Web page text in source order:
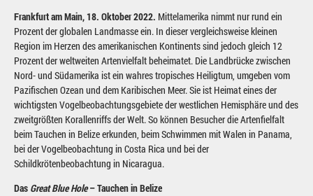
Frankfurt am Main, 18. Oktober 2022. Mittelamerika nimmt nur rund ein
Prozent der globalen Landmasse ein. In dieser vergleichsweise kleinen
Region im Herzen des amerikanischen Kontinents sind jedoch gleich 12
Prozent der weltweiten Artenvielfalt beheimatet. Die Landbrücke zwischen
Nord- und Südamerika ist ein wahres tropisches Heiligtum, umgeben vom
Pazifischen Ozean und dem Karibischen Meer. Sie ist Heimat eines der
wichtigsten Vogelbeobachtungsgebiete der westlichen Hemisphäre und des
zweitgrößten Korallenriffs der Welt. So können Besucher die Artenfielfalt
beim Tauchen in Belize erkunden, beim Schwimmen mit Walen in Panama,
bei der Vogelbeobachtung in Costa Rica und bei der
Schildkrötenbeobachtung in Nicaragua.
Das Great Blue Hole– Tauchen in Belize